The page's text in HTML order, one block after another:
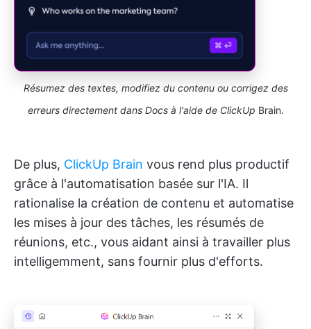
Résumez des textes, modifiez du contenu ou corrigez des
erreurs directement dans Docs à l'aide de ClickUp Brain.
De plus, ClickUp Brain vous rend plus productif
grâce à l'automatisation basée sur l'IA. Il
rationalise la création de contenu et automatise
les mises à jour des tâches, les résumés de
réunions, etc., vous aidant ainsi à travailler plus
intelligemment, sans fournir plus d'efforts.